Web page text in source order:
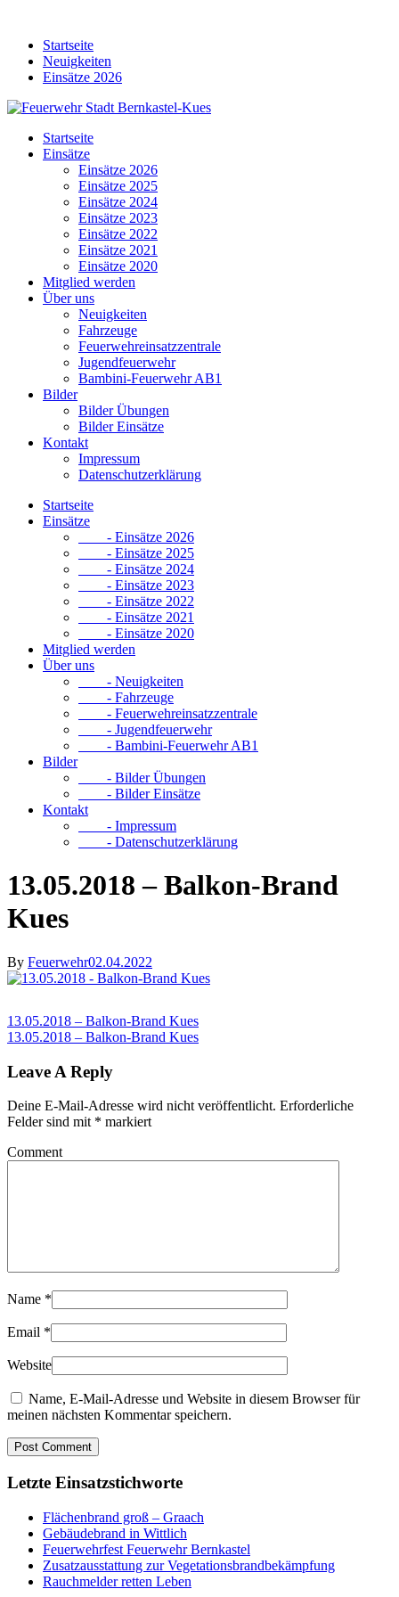
contentStartseite
Neuigkeiten
Einsätze 2026
Startseite
Einsätze
Einsätze 2026
Einsätze 2025
Einsätze 2024
Einsätze 2023
Einsätze 2022
Einsätze 2021
Einsätze 2020
Mitglied werden
Über uns
Neuigkeiten
Fahrzeuge
Feuerwehreinsatzzentrale
Jugendfeuerwehr
Bambini-Feuerwehr AB1
Bilder
Bilder Übungen
Bilder Einsätze
Kontakt
Impressum
Datenschutzerklärung
Startseite
Einsätze
- Einsätze 2026
- Einsätze 2025
- Einsätze 2024
- Einsätze 2023
- Einsätze 2022
- Einsätze 2021
- Einsätze 2020
Mitglied werden
Über uns
- Neuigkeiten
- Fahrzeuge
- Feuerwehreinsatzzentrale
- Jugendfeuerwehr
- Bambini-Feuerwehr AB1
Bilder
- Bilder Übungen
- Bilder Einsätze
Kontakt
- Impressum
- Datenschutzerklärung
13.05.2018 – Balkon-Brand
Kues
By Feuerwehr02.04.2022
13.05.2018 – Balkon-Brand Kues
13.05.2018 – Balkon-Brand Kues
Leave A Reply
Deine E-Mail-Adresse wird nicht veröffentlicht. Erforderliche
Felder sind mit * markiert
Comment
Name *
Email *
Website
Name, E-Mail-Adresse und Website in diesem Browser für
meinen nächsten Kommentar speichern.
Letzte Einsatzstichworte
Flächenbrand groß – Graach
Gebäudebrand in Wittlich
Feuerwehrfest Feuerwehr Bernkastel
Zusatzausstattung zur Vegetationsbrandbekämpfung
Rauchmelder retten Leben